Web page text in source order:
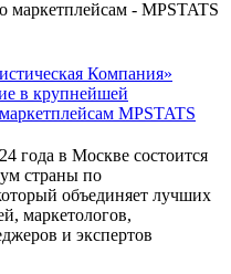
маркетплейсам - MPSTATS
Компания»
в крупнейшей
MPSTATS
года в Москве состоится
страны по
объединяет лучших
маркетологов,
и экспертов